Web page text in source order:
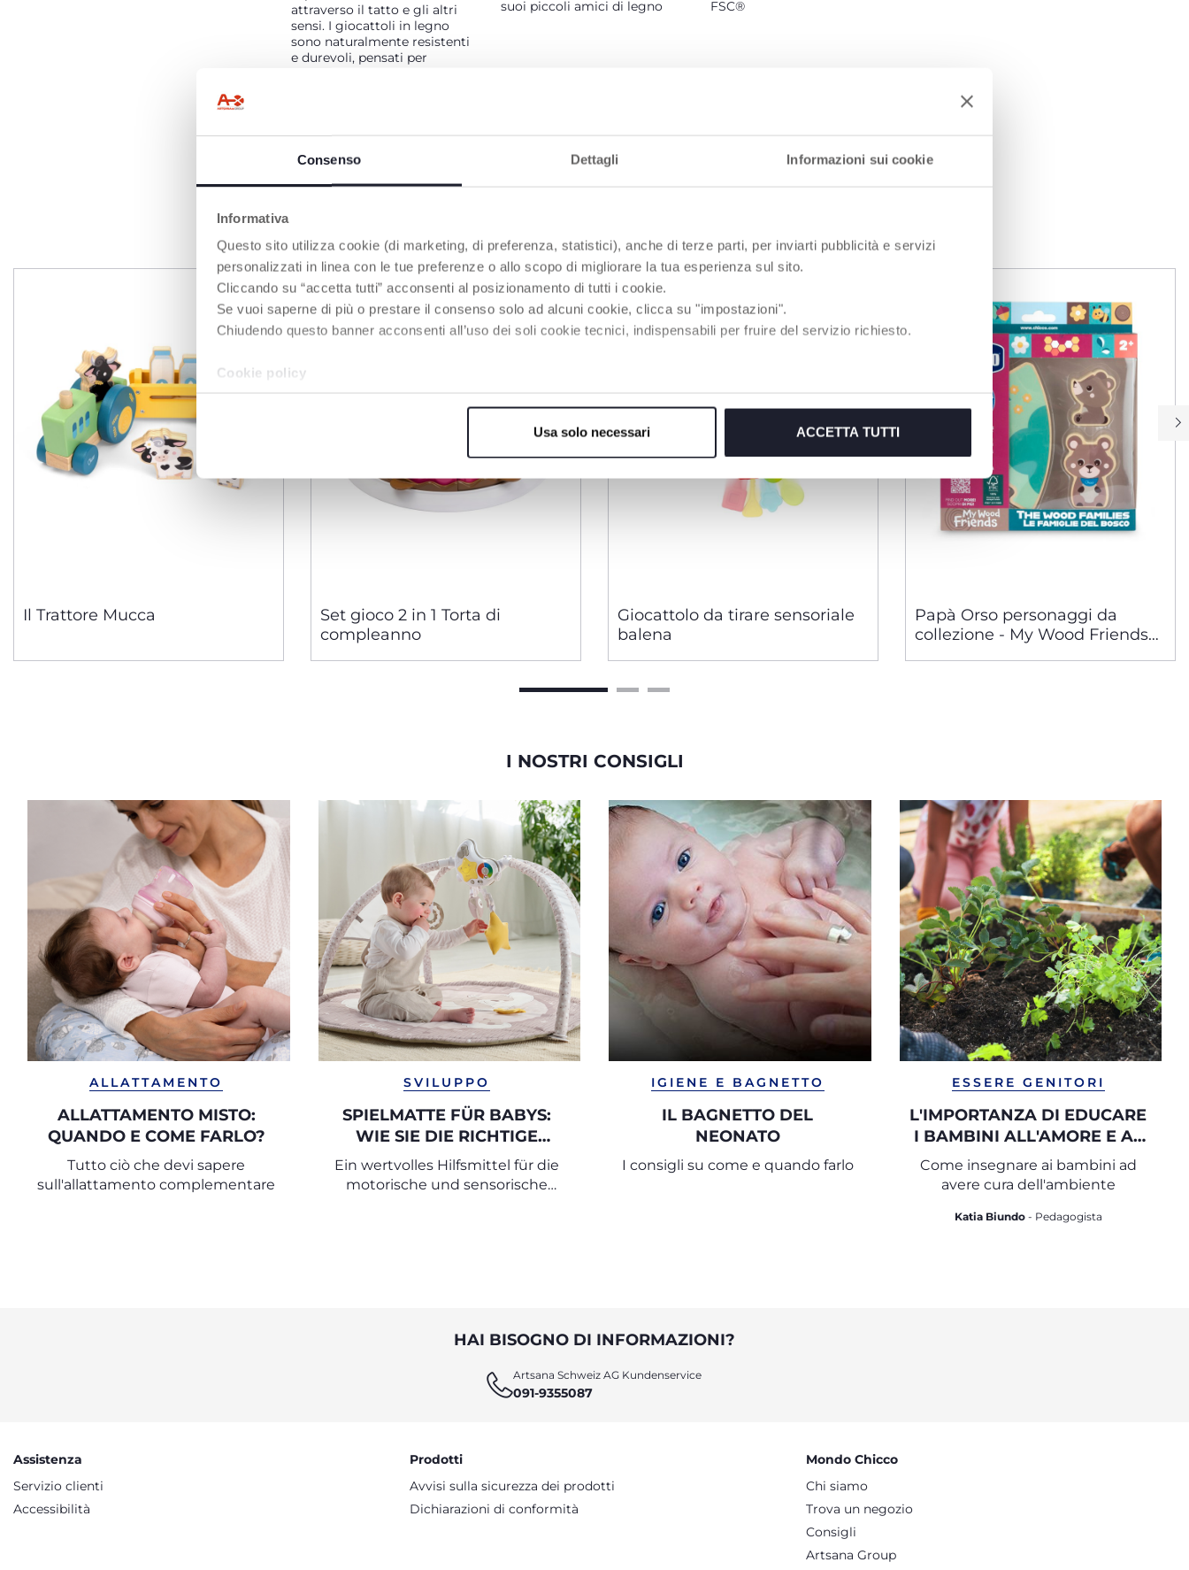
Consenso Dettagli Informazioni sui cookie
Informativa
Questo sito utilizza cookie (di marketing, di preferenza, statistici), anche di terze parti, per inviarti pubblicità e servizi
personalizzati in linea con le tue preferenze o allo scopo di migliorare la tua esperienza sul sito.
Cliccando su “accetta tutti” acconsenti al posizionamento di tutti i cookie.
Se vuoi saperne di più o prestare il consenso solo ad alcuni cookie, clicca su "impostazioni".
Chiudendo questo banner acconsenti all’uso dei soli cookie tecnici, indispensabili per fruire del servizio richiesto.
Cookie policy
Usa solo necessari ACCETTA TUTTI
attraverso il tatto e gli altri
sensi. I giocattoli in legno
sono naturalmente resistenti
e durevoli, pensati per
suoi piccoli amici di legno
FSC®
Il Trattore Mucca
Set gioco 2 in 1 Torta di
compleanno
Giocattolo da tirare sensoriale
balena
Papà Orso personaggi da
collezione - My Wood Friends
I NOSTRI CONSIGLI
ALLATTAMENTO
ALLATTAMENTO MISTO:
QUANDO E COME FARLO?
Tutto ciò che devi sapere
sull'allattamento complementare
SVILUPPO
SPIELMATTE FÜR BABYS:
WIE SIE DIE RICHTIGE
AUSWÄHLEN UND OPTIMAL
NUTZEN
Ein wertvolles Hilfsmittel für die
motorische und sensorische
IGIENE E BAGNETTO
IL BAGNETTO DEL
NEONATO
I consigli su come e quando farlo
ESSERE GENITORI
L'IMPORTANZA DI EDUCARE
I BAMBINI ALL'AMORE E AL
RISPETTO PER L'AMBIENTE
Come insegnare ai bambini ad
avere cura dell'ambiente
Katia Biundo - Pedagogista
HAI BISOGNO DI INFORMAZIONI?
Artsana Schweiz AG Kundenservice
091-9355087
Assistenza
Servizio clienti
Accessibilità
Prodotti
Avvisi sulla sicurezza dei prodotti
Dichiarazioni di conformità
Mondo Chicco
Chi siamo
Trova un negozio
Consigli
Artsana Group